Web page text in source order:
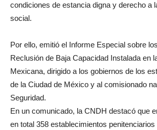
condiciones de estancia digna y derecho a
social.
Por ello, emitió el Informe Especial sobre
Reclusión de Baja Capacidad Instalada en
Mexicana, dirigido a los gobiernos de los
de la Ciudad de México y al comisionado
Seguridad.
En un comunicado, la CNDH destacó que
en total 358 establecimientos